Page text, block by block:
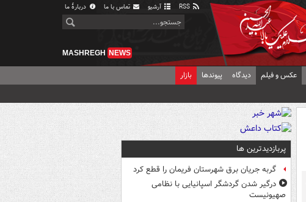
آرشیو تماس با ما دربارهٔ ما
MASHREGH NEWS
عکس و فیلم دیدگاه پیوندها بازار
پربازدیدترین ها
گربه جریان برق شهرستان فریمان را قطع کرد
درگیر شدن گردشگر اسپانیایی با نظامی
صهیونیست